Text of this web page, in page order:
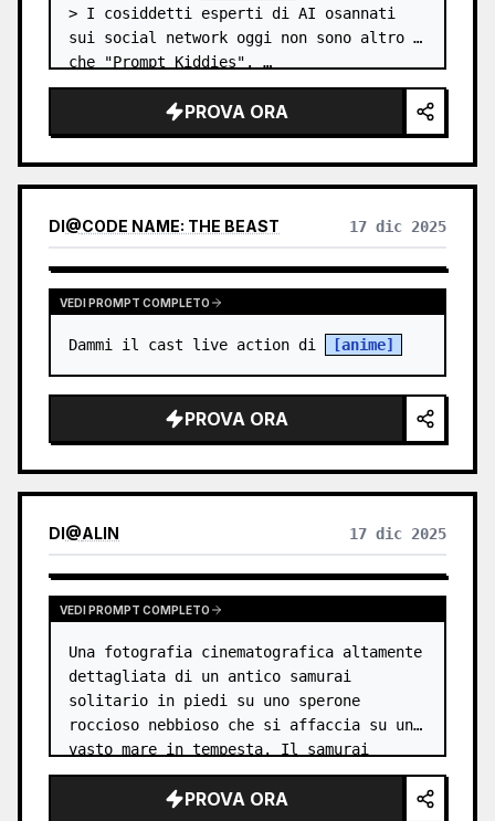
> I cosiddetti esperti di AI osannati
sui social network oggi non sono altro
che "Prompt Kiddies". …
PROVA ORA
DI@CODE NAME: THE BEAST 17 dic 2025
VEDI PROMPT COMPLETO
Dammi il cast live action di [anime]
PROVA ORA
DI@ALIN 17 dic 2025
VEDI PROMPT COMPLETO
Una fotografia cinematografica altamente
dettagliata di un antico samurai
solitario in piedi su uno sperone
roccioso nebbioso che si affaccia su un
vasto mare in tempesta. Il samurai
indossa un'armatura tradizionale e
logora dalla battaglia, illuminata da
PROVA ORA